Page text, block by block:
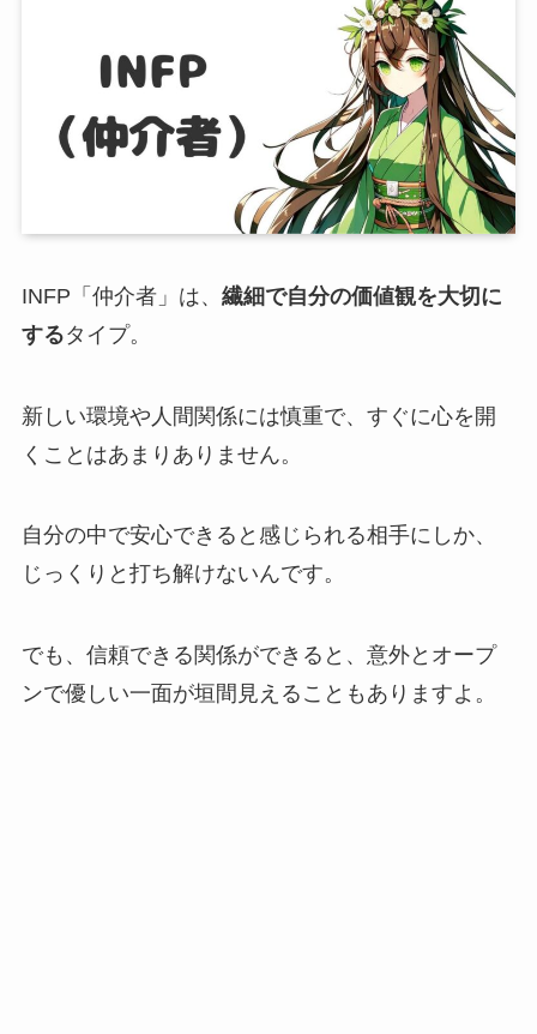
INFP「仲介者」は、 繊細で自分の価値観を大切に
するタイプ。
新しい環境や人間関係には慎重で、すぐに心を開
くことはあまりありません。
自分の中で安心できると感じられる相手にしか、
じっくりと打ち解けないんです。
でも、信頼できる関係ができると、意外とオープ
ンで優しい一面が垣間見えることもありますよ。